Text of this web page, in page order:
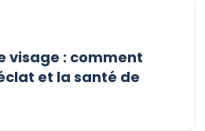
visage : comment
et la santé de